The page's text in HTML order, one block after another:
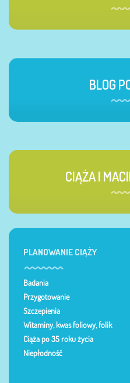
BLOG
CIĄŻA I
PLANOWANIE CIĄŻY
Badania
Przygotowanie
Szczepienia
Witaminy, kwas foliowy, folik
Ciąża po 35 roku życia
Niepłodność